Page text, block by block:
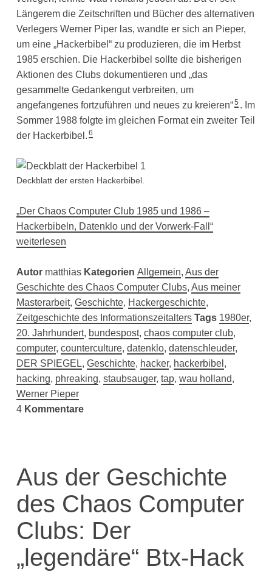
Längerem die Zeitschriften und Bücher des alternativen
Verlegers Werner Piper las, wandte er sich an Pieper,
um eine „Hackerbibel“ zu produzieren, die im Herbst
1985 erschien. Die Hackerbibel sollte die bisherigen
Aktionen des Clubs dokumentieren und „das
gesammelte Gedankengut verbreiten, um
angefangenes fortzuführen und neues zu kreieren“5 . Im
Sommer 1988 folgte im gleichen Format ein zweiter Teil
der Hackerbibel. 6
Deckblatt der ersten Hackerbibel.
„Der Chaos Computer Club 1985 und 1986 –
Hackerbibeln, Datenklo und der Vorwerk-Fall“
weiterlesen
Autor matthias Kategorien Allgemein, Aus der
Geschichte des Chaos Computer Clubs, Aus meiner
Masterarbeit, Geschichte, Hackergeschichte,
Zeitgeschichte des Informationszeitalters Tags 1980er,
20. Jahrhundert, bundespost, chaos computer club,
computer, counterculture, datenklo, datenschleuder,
DER SPIEGEL, Geschichte, hacker, hackerbibel ,
hacking, phreaking, staubsauger, tap, wau holland,
Werner Pieper
4Kommentare
Aus der Geschichte
des Chaos Computer
Clubs: Der
„legendäre“ Btx-Hack